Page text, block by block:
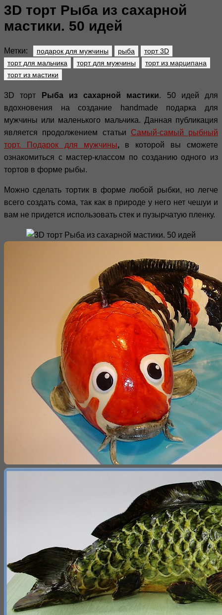
3D торт Рыба из сахарной
мастики. 50 идей
Метки: подарок для мужчины рыба
торт 3D
торт для мальчика
торт для мужчины
торт из марципана
торт из мастики
3D торт Рыба из сахарной мастики. 50 идей для
вдохновения на создание handmade подарка для
мужчины или маленького мальчика. Данная публикация
является продолжением статьи Самый-самый рыбный
торт. Подарок для мужчины, в которой вы сможете
ознакомиться с мастер-классом по созданию одного из
тортов в форме рыбы.
Можно сделать тортик в форме любой рыбки, но легче
всего создать сома, так как в природе у него нет чешуи и
вам не придется использовать стек и пузырчатую пленку.